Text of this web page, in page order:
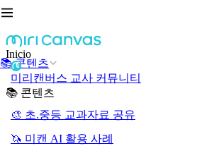
📚 콘텐츠
Inicio
미리캔버스 교사 커뮤니티
📚 콘텐츠
🎨 초.중등 교과자료 공유
🦄 미캔 AI 활용 사례